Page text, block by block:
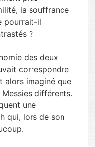
la souffrance
pourrait-il
?
des deux
correspondre
alors imaginé que
différents.
une
qui, lors de son